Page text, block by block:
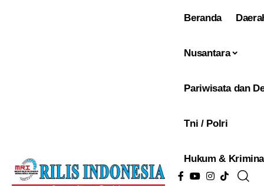
Beranda
Nusantara
Pariwisata dan
Tni / Polri
Hukum &